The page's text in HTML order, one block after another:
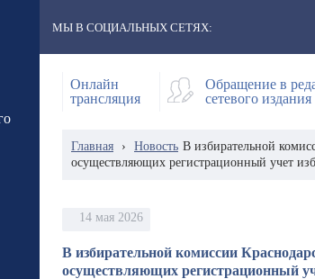
МЫ В СОЦИАЛЬНЫХ СЕТЯХ:
Онлайн
трансляция
Обращение в
сетевого издания
Главная › Новость В избирательной
осуществляющих регистрационный учет
14 мая 2026
В избирательной комиссии
осуществляющих регистрационный